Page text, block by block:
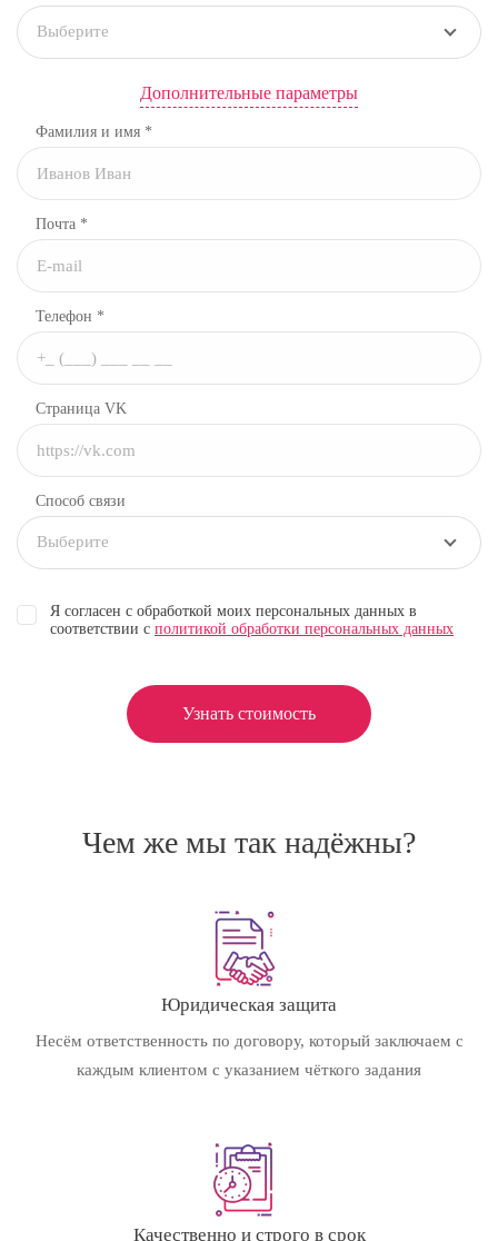
Выберите
Дополнительные параметры
Фамилия и имя *
Почта *
Телефон *
Страница VK
Способ связи
Выберите
Я согласен с обработкой моих персональных данных в
соответствии с политикой обработки персональных данных
Узнать стоимость
Чем же мы так надёжны?
Юридическая защита
Несём ответственность по договору, который заключаем с
каждым клиентом с указанием чёткого задания
Качественно и строго в срок